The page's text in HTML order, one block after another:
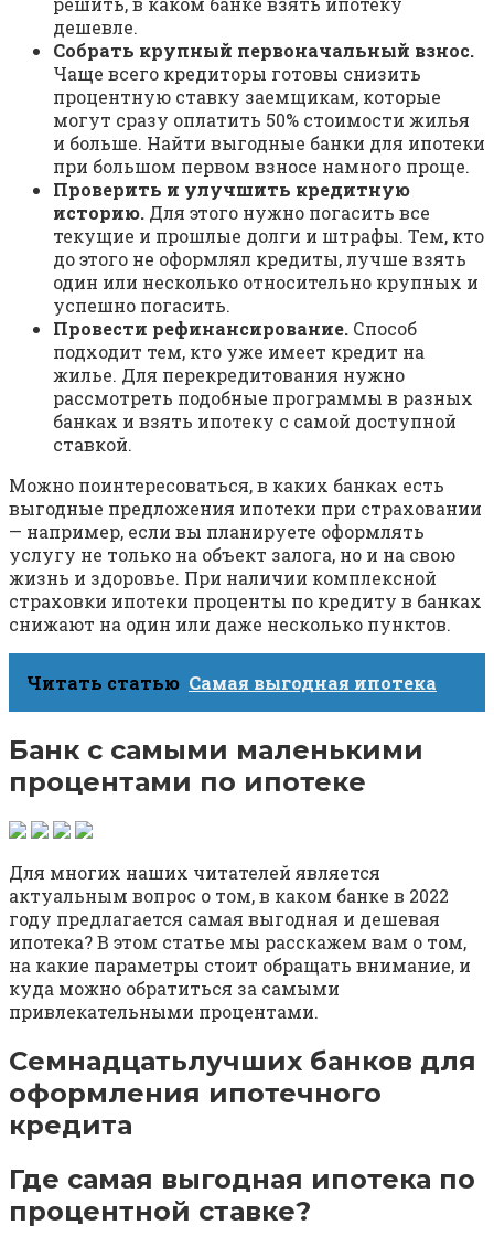
дешевле.
Собрать крупный первоначальный взнос.
Чаще всего кредиторы готовы снизить
процентную ставку заемщикам, которые
могут сразу оплатить 50% стоимости жилья
и больше. Найти выгодные банки для ипотеки
при большом первом взносе намного проще.
Проверить и улучшить кредитную
историю. Для этого нужно погасить все
текущие и прошлые долги и штрафы. Тем, кто
до этого не оформлял кредиты, лучше взять
один или несколько относительно крупных и
успешно погасить.
Провести рефинансирование. Способ
подходит тем, кто уже имеет кредит на
жилье. Для перекредитования нужно
рассмотреть подобные программы в разных
банках и взять ипотеку с самой доступной
ставкой.
Можно поинтересоваться, в каких банках есть
выгодные предложения ипотеки при страховании
— например, если вы планируете оформлять
услугу не только на объект залога, но и на свою
жизнь и здоровье. При наличии комплексной
страховки ипотеки проценты по кредиту в банках
снижают на один или даже несколько пунктов.
Читать статью Самая выгодная ипотека
Банк с самыми маленькими
процентами по ипотеке
Для многих наших читателей является
актуальным вопрос о том, в каком банке в 2022
году предлагается самая выгодная и дешевая
ипотека? В этом статье мы расскажем вам о том,
на какие параметры стоит обращать внимание, и
куда можно обратиться за самыми
привлекательными процентами.
Семнадцатьлучших банков для
оформления ипотечного
кредита
Где самая выгодная ипотека по
процентной ставке?